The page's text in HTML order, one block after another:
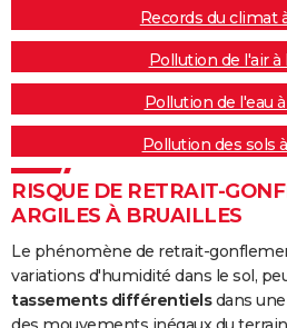
Records du climat
Pollution de l'air à
Pollution de l'eau
Pollution des sols
RISQUE DE RETRAIT-
ARGILES À BRUAILLES
Le phénomène de retrait-
variations d'humidité dans le sol,
tassements différentielsdans